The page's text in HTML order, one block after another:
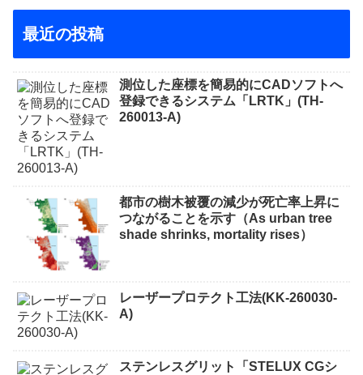
最近の投稿
測位した座標を簡易的にCADソフトへ
登録できるシステム「LRTK」(TH-
260013-A)
都市の樹木被覆の減少が死亡率上昇に
つながることを示す（As urban tree
shade shrinks, mortality rises）
レーザープロテクト⼯法(KK-260030-
A)
ステンレスグリット「STELUX CGシ